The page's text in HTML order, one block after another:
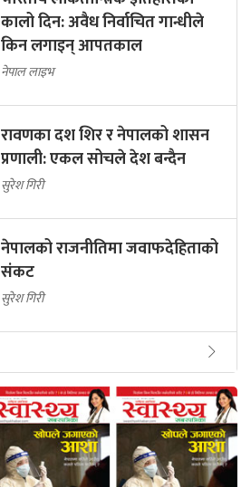
कालो दिन: अवैध निर्वाचित गान्धीले
किन लगाइन् आपतकाल
नेपाल लाइभ
रावणका दश शिर र नेपालको शासन
प्रणाली: एकल सोचले देश बन्दैन
सुरेश गिरी
नेपालको राजनीतिमा जवाफदेहिताको
संकट
सुरेश गिरी